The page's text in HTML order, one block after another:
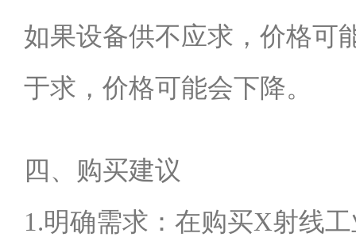
如果设备供不应求，价格可
于求，价格可能会下降。
四、购买建议
1.明确需求：在购买X射线